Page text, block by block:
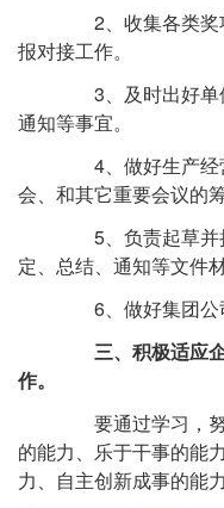
2、收集各类奖
报对接工作。
3、及时出好单
通知等事宜。
4、做好生产经
会、和其它重要会议的
5、负责起草并
定、总结、通知等文件材
6、做好集团公
三、积极适应
作。
要通过学习，努
的能力、乐于干事的能
力、自主创新成事的能